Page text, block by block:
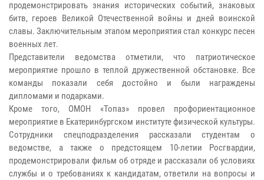
продемонстрировать знания исторических событий, знаковых
битв, героев Великой Отечественной войны и дней воинской
славы. Заключительным этапом мероприятия стал конкурс песен
военных лет.
Представители ведомства отметили, что патриотическое
мероприятие прошло в теплой дружественной обстановке. Все
команды показали себя достойно и были награждены
дипломами и подарками.
Кроме того, ОМОН «Топаз» провел профориентационное
мероприятие в Екатеринбургском институте физической культуры.
Сотрудники спецподразделения рассказали студентам о
ведомстве, а также о предстоящем 10-летии Росгвардии,
продемонстрировали фильм об отряде и рассказали об условиях
службы и о требованиях к кандидатам, ответили на вопросы и